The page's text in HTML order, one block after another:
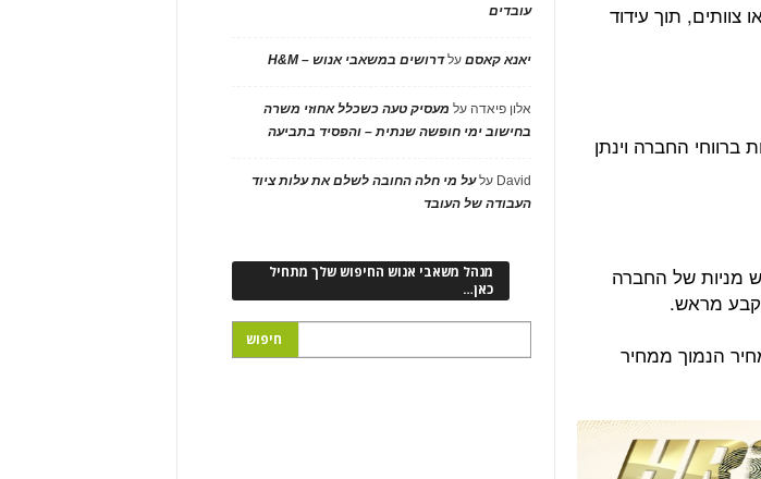
צוותים, תוך עידוד
החברה וינתן
מניות של החברה
מראש.
הנמוך ממחיר
עובדים
יאנא קאסםעלדרושים במשאבי אנוש – H&M
אלון פיאדה על מעסיק טעה כשכלל אחוזי משרה
בחישוב ימי חופשה שנתית – והפסיד בתביעה
David עלעל מי חלה החובה לשלם את עלות ציוד
העבודה של העובד
מנהל משאבי אנוש החיפוש שלך מתחיל
כאן…